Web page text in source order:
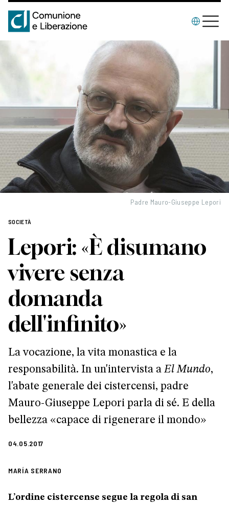
SOCIETÀ
Lepori: «È disumano
vivere senza
domanda
dell'infinito»
La vocazione, la vita monastica e la
responsabilità. In un'intervista aEl Mundo,
l'abate generale dei cistercensi, padre
Mauro-Giuseppe Lepori parla di sé. E della
bellezza «capace di rigenerare il mondo»
04.05.2017
MARÍA SERRANO
Padre Mauro-Giuseppe Lepori
L’ordine cistercense segue la regola di san